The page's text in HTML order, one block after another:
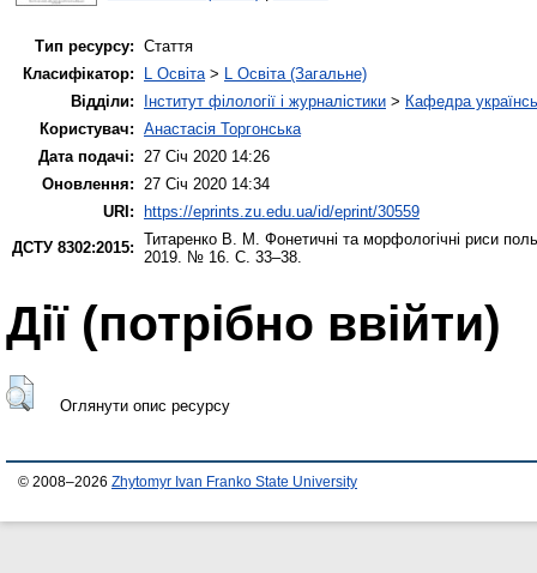
Тип ресурсу: Стаття
Класифікатор:
L Освіта> L Освіта (Загальне)
Відділи:
Інститут філології і журналістики > Кафедра
Користувач: Анастасія Торгонська
Дата подачі: 27 Січ 2020 14:26
Оновлення: 27 Січ 2020 14:34
URI:
https://eprints.zu.edu.ua/id/eprint/30559
ДСТУ 8302:2015: Титаренко В. М. Фонетичні та морфологічні риси
2019. № 16. С. 33–38.
Дії ​​(потрібно ввійти)
Оглянути опис ресурсу
© 2008–2026 Zhytomyr Ivan Franko State University